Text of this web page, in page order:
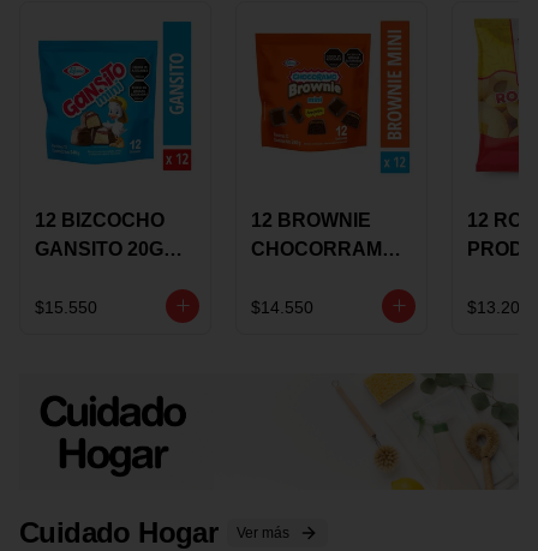
12 BIZCOCHO
GANSITO 20G
MERMELADA
$15.550
12 BROWNIE
CHOCORRAMO
X 20 GRS
$14.550
12
X 15
$13.200
Cuidado Hogar Ver más